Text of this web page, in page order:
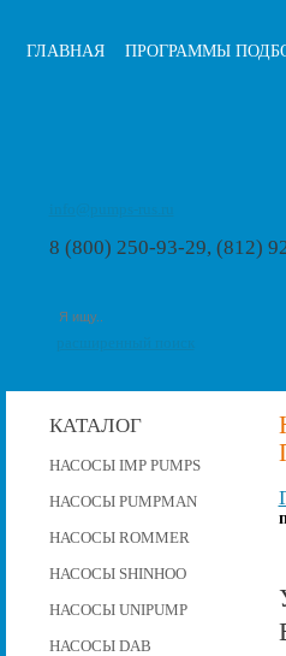
ГЛАВНАЯ ПРОГРАММЫ
8 (800) 250-93-29, (812)
КАТАЛОГ
НАСОСЫ IMP PUMPS
НАСОСЫ PUMPMAN
НАСОСЫ ROMMER
НАСОСЫ SHINHOO
НАСОСЫ UNIPUMP
НАСОСЫ DAB